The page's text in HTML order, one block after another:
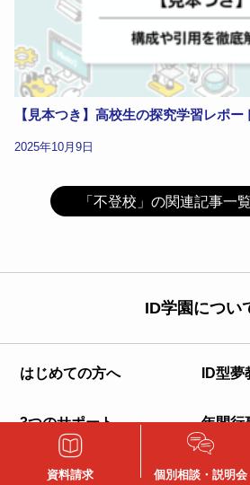
【見本つき】高校生の探究学習レポ
2025年10月9日
「不登校」の関連記事一
ID学園につい
はじめての方へ ID型夢
3つのサポート 年間行
宿泊なしスクーリング キャ
資料請求 個別相談・説明会